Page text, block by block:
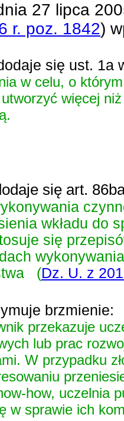
27 lipca
r. poz. 1842)
się ust. 1a
w celu, o
więcej niż
się art.
wkładu do
się
(Dz. U. z
brzmienie:
przekazuje
lub prac
W przypadku
how, uczelnia
w sprawie ich